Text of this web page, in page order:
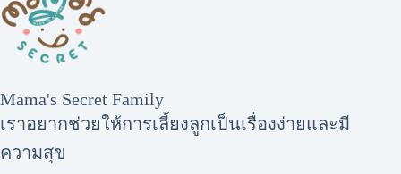
Mama's Secret Family
เราอยากช่วยให้การเลี้ยงลูกเป็นเรื่องง่ายและมี
ความสุข